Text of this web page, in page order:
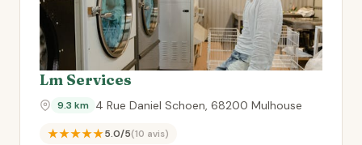
Lm Services
9.3 km 4 Rue Daniel Schoen, 68200 Mulhouse
★★★★★5.0/5(10 avis)